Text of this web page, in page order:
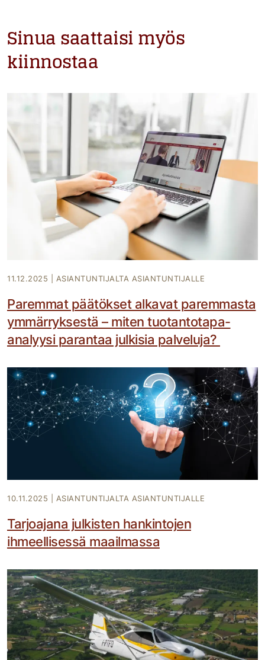
Sinua saattaisi myös
kiinnostaa
11.12.2025 ASIANTUNTIJALTA ASIANTUNTIJALLE
Paremmat päätökset alkavat paremmasta
ymmärryksestä – miten tuotantotapa-
analyysi parantaa julkisia palveluja?
10.11.2025 ASIANTUNTIJALTA ASIANTUNTIJALLE
Tarjoajana julkisten hankintojen
ihmeellisessä maailmassa